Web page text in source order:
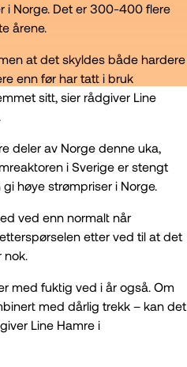
i Norge. Det er 300-400 flere
årene.
at det skyldes både hardere
enn før har tatt i bruk
sitt, sier rådgiver Line
deler av Norge denne uka,
i Sverige er stengt
høye strømpriser i Norge.
ved enn normalt når
etter ved til at det
nok.
med fuktig ved i år også. Om
med dårlig trekk – kan det
Line Hamre i